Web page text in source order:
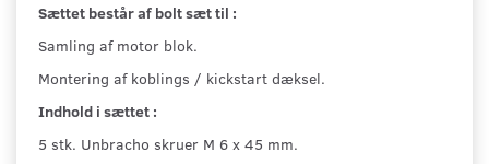
Sættet består af bolt sæt til :
Samling af motor blok.
Montering af koblings / kickstart dæksel.
Indhold i sættet :
5 stk. Unbracho skruer M 6 x 45 mm.